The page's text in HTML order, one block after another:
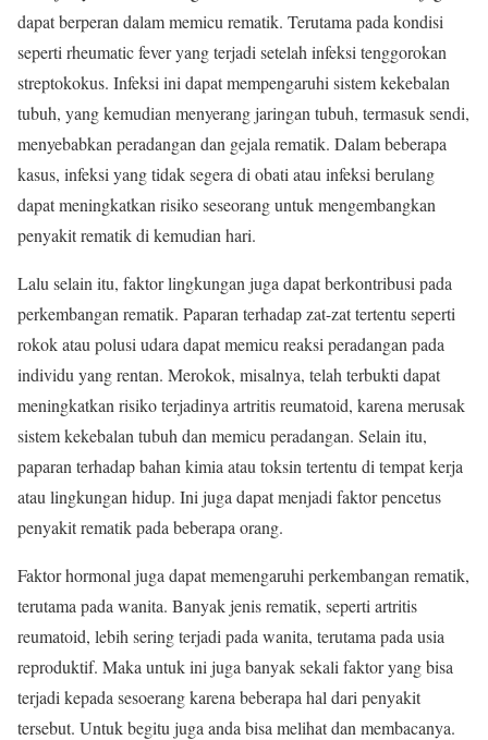
dapat berperan dalam memicu rematik. Terutama pada kondisi
seperti rheumatic fever yang terjadi setelah infeksi tenggorokan
streptokokus. Infeksi ini dapat mempengaruhi sistem kekebalan
tubuh, yang kemudian menyerang jaringan tubuh, termasuk sendi,
menyebabkan peradangan dan gejala rematik. Dalam beberapa
kasus, infeksi yang tidak segera di obati atau infeksi berulang
dapat meningkatkan risiko seseorang untuk mengembangkan
penyakit rematik di kemudian hari.
Lalu selain itu, faktor lingkungan juga dapat berkontribusi pada
perkembangan rematik. Paparan terhadap zat-zat tertentu seperti
rokok atau polusi udara dapat memicu reaksi peradangan pada
individu yang rentan. Merokok, misalnya, telah terbukti dapat
meningkatkan risiko terjadinya artritis reumatoid, karena merusak
sistem kekebalan tubuh dan memicu peradangan. Selain itu,
paparan terhadap bahan kimia atau toksin tertentu di tempat kerja
atau lingkungan hidup. Ini juga dapat menjadi faktor pencetus
penyakit rematik pada beberapa orang.
Faktor hormonal juga dapat memengaruhi perkembangan rematik,
terutama pada wanita. Banyak jenis rematik, seperti artritis
reumatoid, lebih sering terjadi pada wanita, terutama pada usia
reproduktif. Maka untuk ini juga banyak sekali faktor yang bisa
terjadi kepada sesoerang karena beberapa hal dari penyakit
tersebut. Untuk begitu juga anda bisa melihat dan membacanya.